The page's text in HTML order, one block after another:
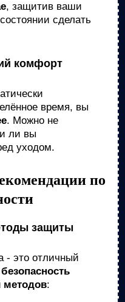
, защитив ваши
сделать
комфорт
время, вы
. Можно не
ли вы
уходом.
по
защиты
- это отличный
методов: